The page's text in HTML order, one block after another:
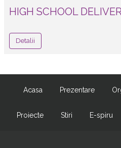
HIGH SCHOOL
Detalii
Acasa Prezentare
Proiecte Stiri E-spiru